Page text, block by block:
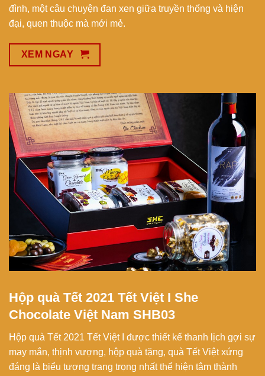
đình, một câu chuyện đan xen giữa truyền thống và hiện
đại, quen thuộc mà mới mẻ.
XEM NGAY
Hộp quà Tết 2021 Tết Việt I She
Chocolate Việt Nam SHB03
Hộp quà Tết 2021 Tết Việt I được thiết kế thanh lịch gợi sự
may mắn, thịnh vượng, hộp quà tặng, quà Tết Việt xứng
đáng là biểu tượng trang trọng nhất thể hiện tâm thành